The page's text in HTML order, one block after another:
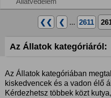
❮❮ ❮ ... 2611
Az Állatok kategóriáról:
Az Állatok kategóriában
kiskedvencek és a vadon élő
Kérdezhetsz többek közt